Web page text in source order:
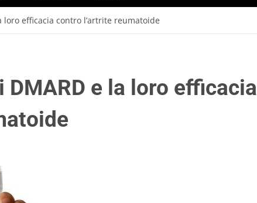
loro efficacia contro l’artrite reumatoide
e la loro efficacia